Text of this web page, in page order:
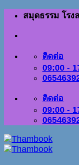
ข้าม
เนื้อหา
สมุดธรรม โร
ติดต่อ
09:00 -
ติดต่อ
09:00 -